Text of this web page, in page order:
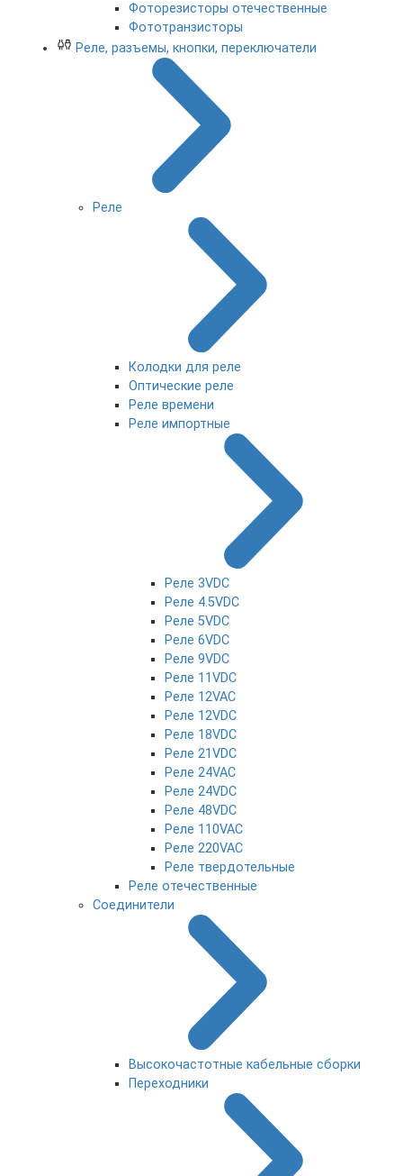
Фоторезисторы отечественные
Фототранзисторы
Реле, разъемы, кнопки, переключатели
Реле
Колодки для реле
Оптические реле
Реле времени
Реле импортные
Реле 3VDC
Реле 4.5VDC
Реле 5VDC
Реле 6VDC
Реле 9VDC
Реле 11VDC
Реле 12VAC
Реле 12VDC
Реле 18VDC
Реле 21VDC
Реле 24VAC
Реле 24VDC
Реле 48VDC
Реле 110VAC
Реле 220VAC
Реле твердотельные
Реле отечественные
Соединители
Высокочастотные кабельные сборки
Переходники